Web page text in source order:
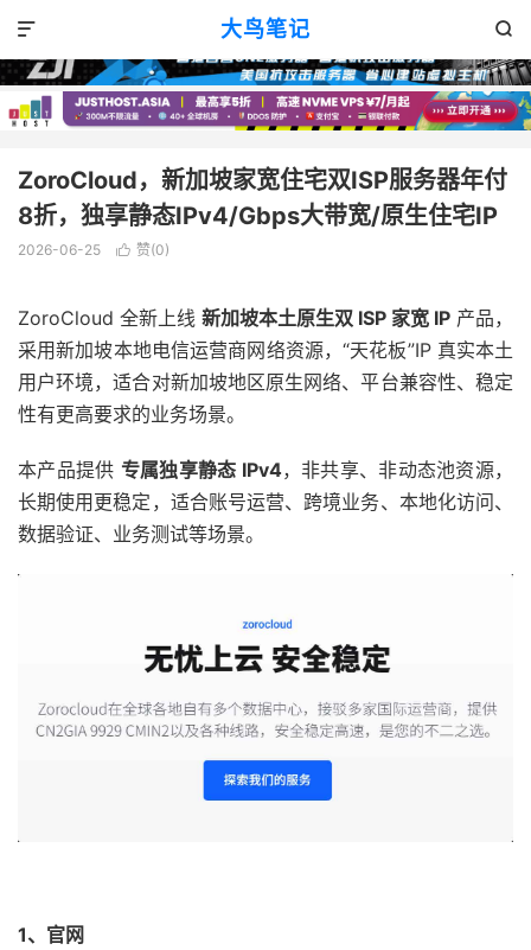
大鸟笔记 

优惠消息
ZoroCloud，新加坡家宽住宅双ISP服务器年付
8折，独享静态IPv4/Gbps大带宽/原生住宅IP
2026-06-25  赞(0)
ZoroCloud 全新上线 新加坡本土原生双 ISP 家宽 IP 产品，
采用新加坡本地电信运营商网络资源，“天花板”IP 真实本土
用户环境，适合对新加坡地区原生网络、平台兼容性、稳定
性有更高要求的业务场景。
本产品提供 专属独享静态 IPv4，非共享、非动态池资源，
长期使用更稳定，适合账号运营、跨境业务、本地化访问、
数据验证、业务测试等场景。
1、官网